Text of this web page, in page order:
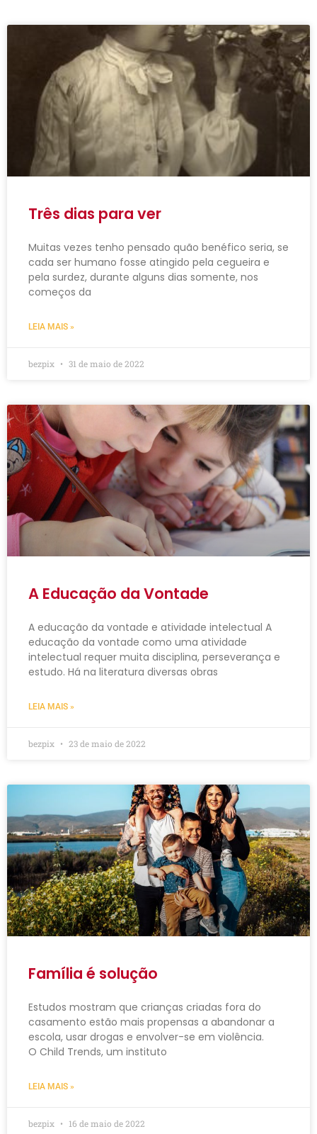
Três dias para ver
Muitas vezes tenho pensado quão benéfico seria, se
cada ser humano fosse atingido pela cegueira e
pela surdez, durante alguns dias somente, nos
começos da
LEIA MAIS »
bezpix 31 de maio de 2022
A Educação da Vontade
A educação da vontade e atividade intelectual A
educação da vontade como uma atividade
intelectual requer muita disciplina, perseverança e
estudo. Há na literatura diversas obras
LEIA MAIS »
bezpix 23 de maio de 2022
Família é solução
Estudos mostram que crianças criadas fora do
casamento estão mais propensas a abandonar a
escola, usar drogas e envolver-se em violência.
O Child Trends, um instituto
LEIA MAIS »
bezpix 16 de maio de 2022